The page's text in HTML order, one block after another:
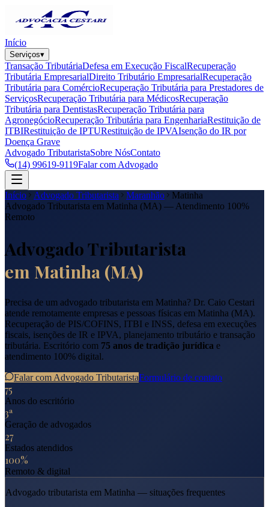
Início
Serviços▾
Transação TributáriaDefesa em Execução FiscalRecuperação
Tributária EmpresarialDireito Tributário EmpresarialRecuperação
Tributária para ComércioRecuperação Tributária para Prestadores de
ServiçosRecuperação Tributária para MédicosRecuperação
Tributária para DentistasRecuperação Tributária para
AgronegócioRecuperação Tributária para EngenhariaRestituição de
ITBIRestituição de IPTURestituição de IPVAIsenção do IR por
Doença Grave
Advogado TributaristaSobre NósContato
(14) 99619-9119Falar com Advogado
Início Advogado Tributarista Maranhão
Matinha
Advogado Tributarista em Matinha (MA) — Atendimento 100%
Remoto
Advogado Tributarista
em Matinha (MA)
Precisa de um advogado tributarista em Matinha? Dr. Caio Cestari
atende remotamente empresas e pessoas físicas em Matinha (MA).
Recuperação de PIS/COFINS, ITBI e INSS, defesa em execuções
fiscais, isenções de IR e IPVA, planejamento tributário e transação
tributária. Escritório com 75 anos de tradição jurídica e
atendimento 100% digital.
Falar com Advogado TributaristaFormulário de contato
75
Anos do escritório
3ª
Geração de advogados
27
Estados atendidos
100%
Remoto & digital
Advogado tributarista em Matinha — situações frequentes